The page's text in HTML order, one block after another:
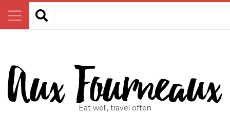
Eat well, travel often